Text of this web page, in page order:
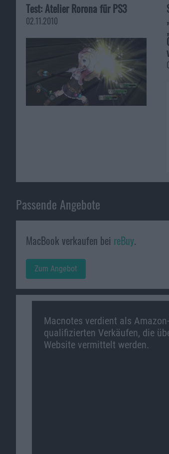
Test: Atelier Rorona für PS3
02.11.2010
Passende Angebote
MacBook verkaufen bei reBuy.
Zum Angebot
Macnotes verdient als
qualifizierten Verkäufen, die
Website vermittelt werden.